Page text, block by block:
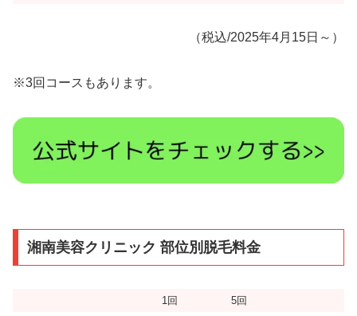
（税込/2025年4月15日～）
※3回コースもあります。
湘南美容クリニック 部位別脱毛料金
1回
5回